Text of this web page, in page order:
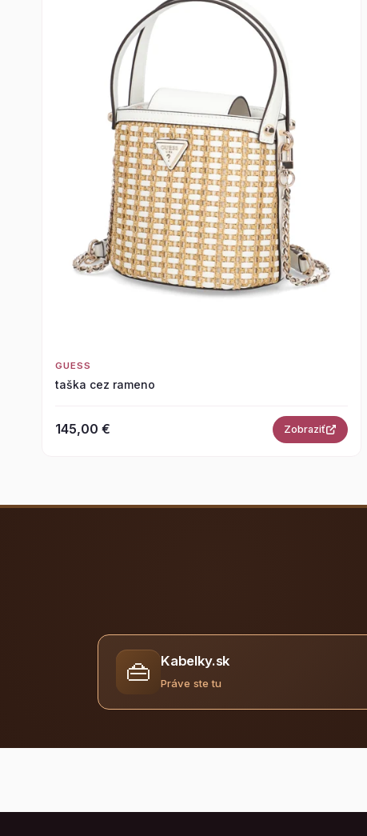
GUESS
taška cez rameno
145,00 € Zobraziť
👜 Kabelky.sk
Práve ste tu